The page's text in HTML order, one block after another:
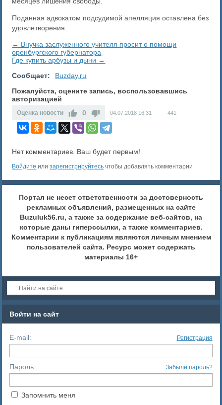
Поданная адвокатом подсудимой апелляция оставлена без
удовлетворения.
← Внучка заслуженного учителя просит о помощи
оренбургского губернатора
Где купить арбузы и дыни →
Сообщает:
Buzday.ru
Пожалуйста, оцените запись, воспользовавшись
авторизацией
Оценка новости 0 04.07.2018 16:31 441
Нет комментариев. Ваш будет первым!
Войдите илизарегистрируйтесь чтобы добавлять комментарии
Портал не несет ответственности за достоверность
рекламных объявлений, размещенных на сайте
Buzuluk56.ru, а также за содержание веб-сайтов, на
которые даны гиперссылки, а также комментариев.
Комментарии к публикациям являются личным мнением
пользователей сайта. Ресурс может содержать
материалы 16+
Войти на сайт
E-mail: Регистрация
Пароль: Забыли пароль?
Запомнить меня